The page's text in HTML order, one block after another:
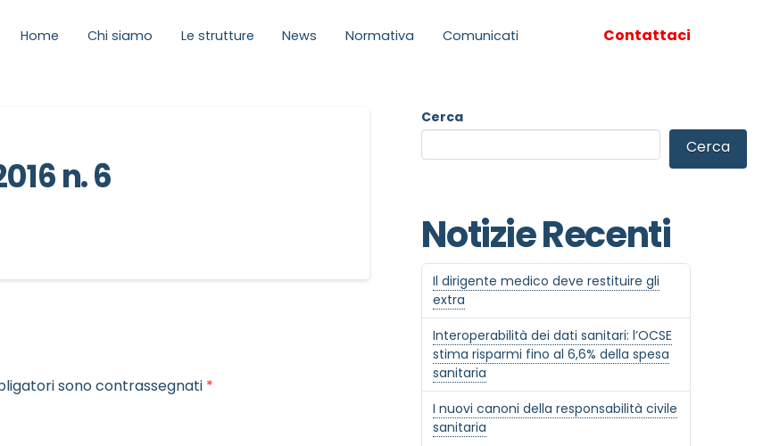
Home Chi siamo Le strutture News Normativa Comunicati Contattaci
n. 6
sono contrassegnati *
Cerca
Cerca
Notizie Recenti
Il dirigente medico deve restituire gli
extra
Interoperabilità dei dati sanitari: l’OCSE
stima risparmi fino al 6,6% della spesa
sanitaria
I nuovi canoni della responsabilità civile
sanitaria